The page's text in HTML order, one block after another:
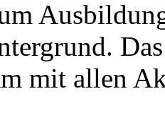
mit allen